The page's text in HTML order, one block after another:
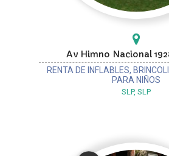
Av Himno Nacional
RENTA DE INFLABLES,
PARA NIÑOS
SLP, SLP